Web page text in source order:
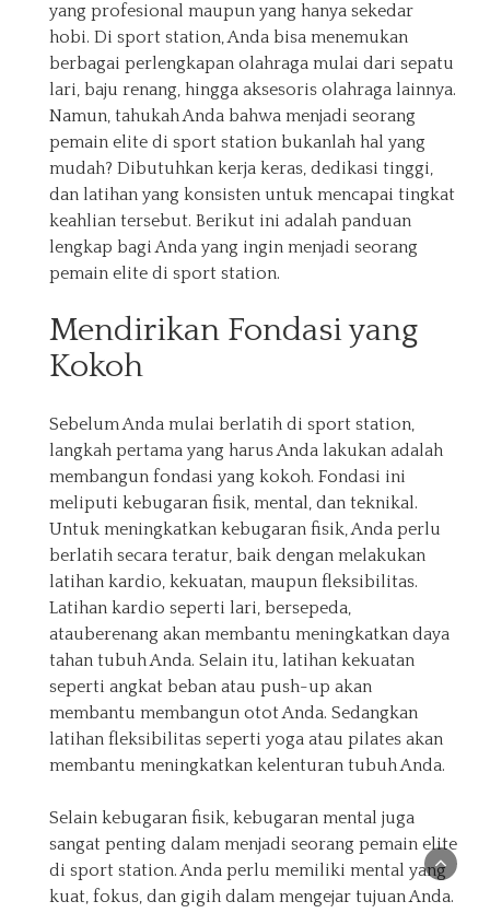
yang profesional maupun yang hanya sekedar
hobi. Di sport station, Anda bisa menemukan
berbagai perlengkapan olahraga mulai dari sepatu
lari, baju renang, hingga aksesoris olahraga lainnya.
Namun, tahukah Anda bahwa menjadi seorang
pemain elite di sport station bukanlah hal yang
mudah? Dibutuhkan kerja keras, dedikasi tinggi,
dan latihan yang konsisten untuk mencapai tingkat
keahlian tersebut. Berikut ini adalah panduan
lengkap bagi Anda yang ingin menjadi seorang
pemain elite di sport station.
Mendirikan Fondasi yang
Kokoh
Sebelum Anda mulai berlatih di sport station,
langkah pertama yang harus Anda lakukan adalah
membangun fondasi yang kokoh. Fondasi ini
meliputi kebugaran fisik, mental, dan teknikal.
Untuk meningkatkan kebugaran fisik, Anda perlu
berlatih secara teratur, baik dengan melakukan
latihan kardio, kekuatan, maupun fleksibilitas.
Latihan kardio seperti lari, bersepeda,
atauberenang akan membantu meningkatkan daya
tahan tubuh Anda. Selain itu, latihan kekuatan
seperti angkat beban atau push-up akan
membantu membangun otot Anda. Sedangkan
latihan fleksibilitas seperti yoga atau pilates akan
membantu meningkatkan kelenturan tubuh Anda.
Selain kebugaran fisik, kebugaran mental juga
sangat penting dalam menjadi seorang pemain elite
di sport station. Anda perlu memiliki mental yang
kuat, fokus, dan gigih dalam mengejar tujuan Anda.